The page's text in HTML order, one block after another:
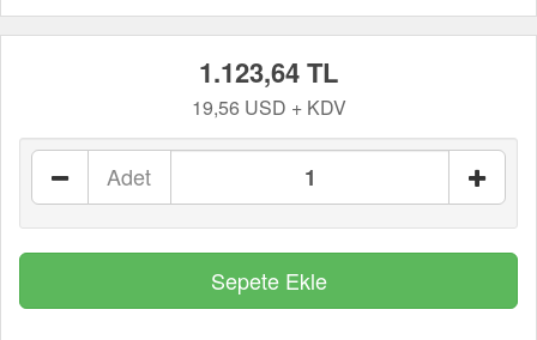
1.123,64 TL
19,56 USD + KDV
Adet